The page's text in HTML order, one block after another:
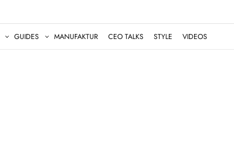
GUIDES MANUFAKTUR CEO TALKS STYLE VIDEOS